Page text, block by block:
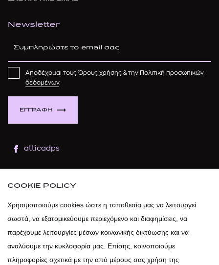
Newsletter
ΕΓΓΡΑΦΗ
Αποδέχομαι τουςΌρους χρήσης & την
Πολιτική προσωπικών
δεδομένων.
atticadps
atticadps
COOKIE POLICY
Χρησιμοποιούμε cookies ώστε η τοποθεσία μας να λειτουργεί
σωστά, να εξατομικεύουμε περιεχόμενο και διαφημίσεις, να
παρέχουμε λειτουργίες μέσων κοινωνικής δικτύωσης και να
αναλύουμε την κυκλοφορία μας. Επίσης, κοινοποιούμε
πληροφορίες σχετικά με την από μέρους σας χρήση της